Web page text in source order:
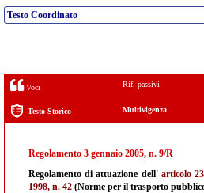
Testo Coordinato
Voci Rif. passivi
Testo Storico Multivigenza
Regolamento 3 gennaio 2005, n. 9/R
Regolamento di attuazione dell' articolo
1998, n. 42 (Norme per il trasporto